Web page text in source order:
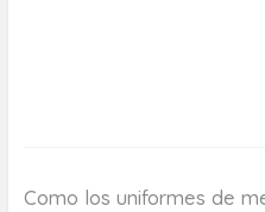
Como los uniformes de